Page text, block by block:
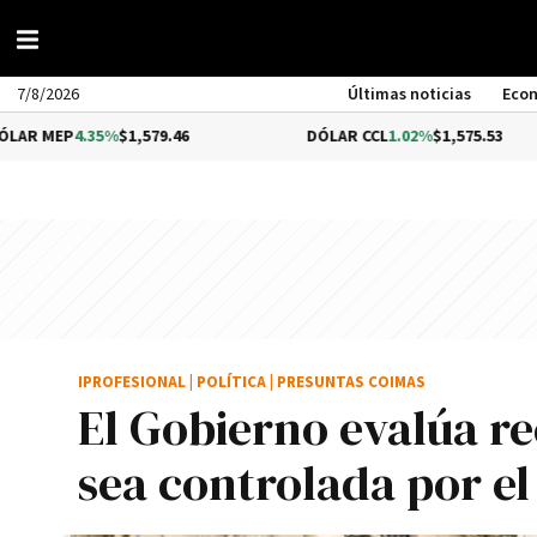
7/8/2026 Últimas noticias
$1,579.46 1.02%$1,575.53
El Gobierno evalúa
sea controlada por
IPROFESIONAL POLÍTICA PRESUNTAS COIMAS